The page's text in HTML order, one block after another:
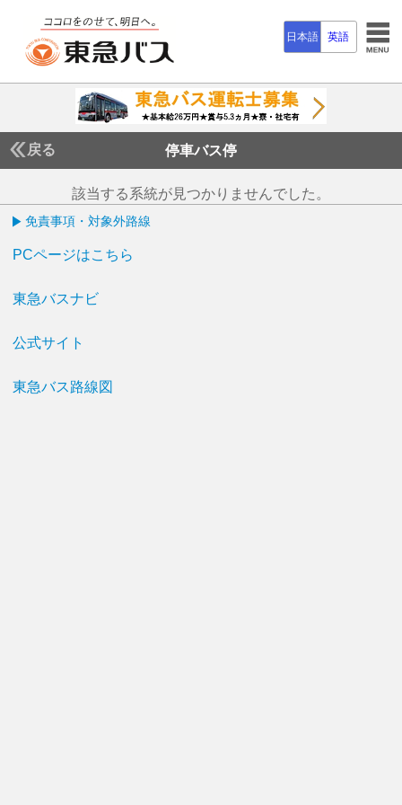
日本語 英語
戻る 停車バス停
該当する系統が見つかりませんでした。
免責事項・対象外路線
PCページはこちら
東急バスナビ
公式サイト
東急バス路線図